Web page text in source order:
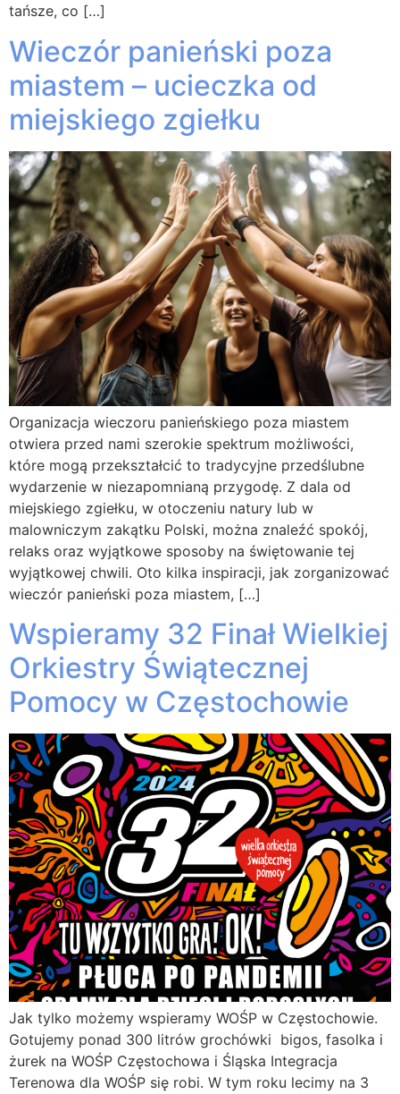
tańsze, co […]
Wieczór panieński poza
miastem – ucieczka od
miejskiego zgiełku
Organizacja wieczoru panieńskiego poza miastem
otwiera przed nami szerokie spektrum możliwości,
które mogą przekształcić to tradycyjne przedślubne
wydarzenie w niezapomnianą przygodę. Z dala od
miejskiego zgiełku, w otoczeniu natury lub w
malowniczym zakątku Polski, można znaleźć spokój,
relaks oraz wyjątkowe sposoby na świętowanie tej
wyjątkowej chwili. Oto kilka inspiracji, jak zorganizować
wieczór panieński poza miastem, […]
Wspieramy 32 Finał Wielkiej
Orkiestry Świątecznej
Pomocy w Częstochowie
Jak tylko możemy wspieramy WOŚP w Częstochowie.
Gotujemy ponad 300 litrów grochówki bigos, fasolka i
żurek na WOŚP Częstochowa i Śląska Integracja
Terenowa dla WOŚP się robi. W tym roku lecimy na 3